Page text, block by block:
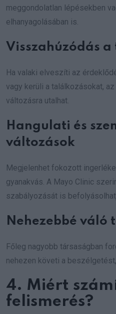
meggondolatlan lépésekben
elhanyagolásában is.
Visszahúzódás a
Ha valaki elveszíti az
vagy kerüli a találkozásokat,
változásra utalhat.
Hangulati és
változások
Megjelenhet fokozott
gyanakvás. A Mayo Clinic
szabályozását is
Nehezebbé váló
Főleg nagyobb társaságban
nehezen követi a
4. Miért
felismerés?